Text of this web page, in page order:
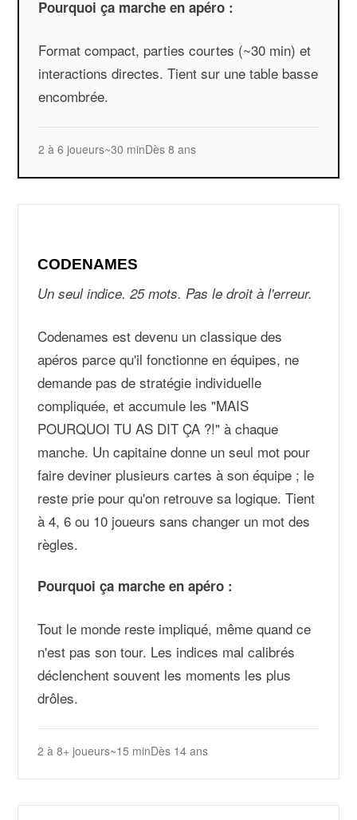
Pourquoi ça marche en apéro :
Format compact, parties courtes (~30 min) et
interactions directes. Tient sur une table basse
encombrée.
2 à 6 joueurs~30 minDès 8 ans
CODENAMES
Un seul indice. 25 mots. Pas le droit à l'erreur.
Codenames est devenu un classique des
apéros parce qu'il fonctionne en équipes, ne
demande pas de stratégie individuelle
compliquée, et accumule les "MAIS
POURQUOI TU AS DIT ÇA ?!" à chaque
manche. Un capitaine donne un seul mot pour
faire deviner plusieurs cartes à son équipe ; le
reste prie pour qu'on retrouve sa logique. Tient
à 4, 6 ou 10 joueurs sans changer un mot des
règles.
Pourquoi ça marche en apéro :
Tout le monde reste impliqué, même quand ce
n'est pas son tour. Les indices mal calibrés
déclenchent souvent les moments les plus
drôles.
2 à 8+ joueurs~15 minDès 14 ans